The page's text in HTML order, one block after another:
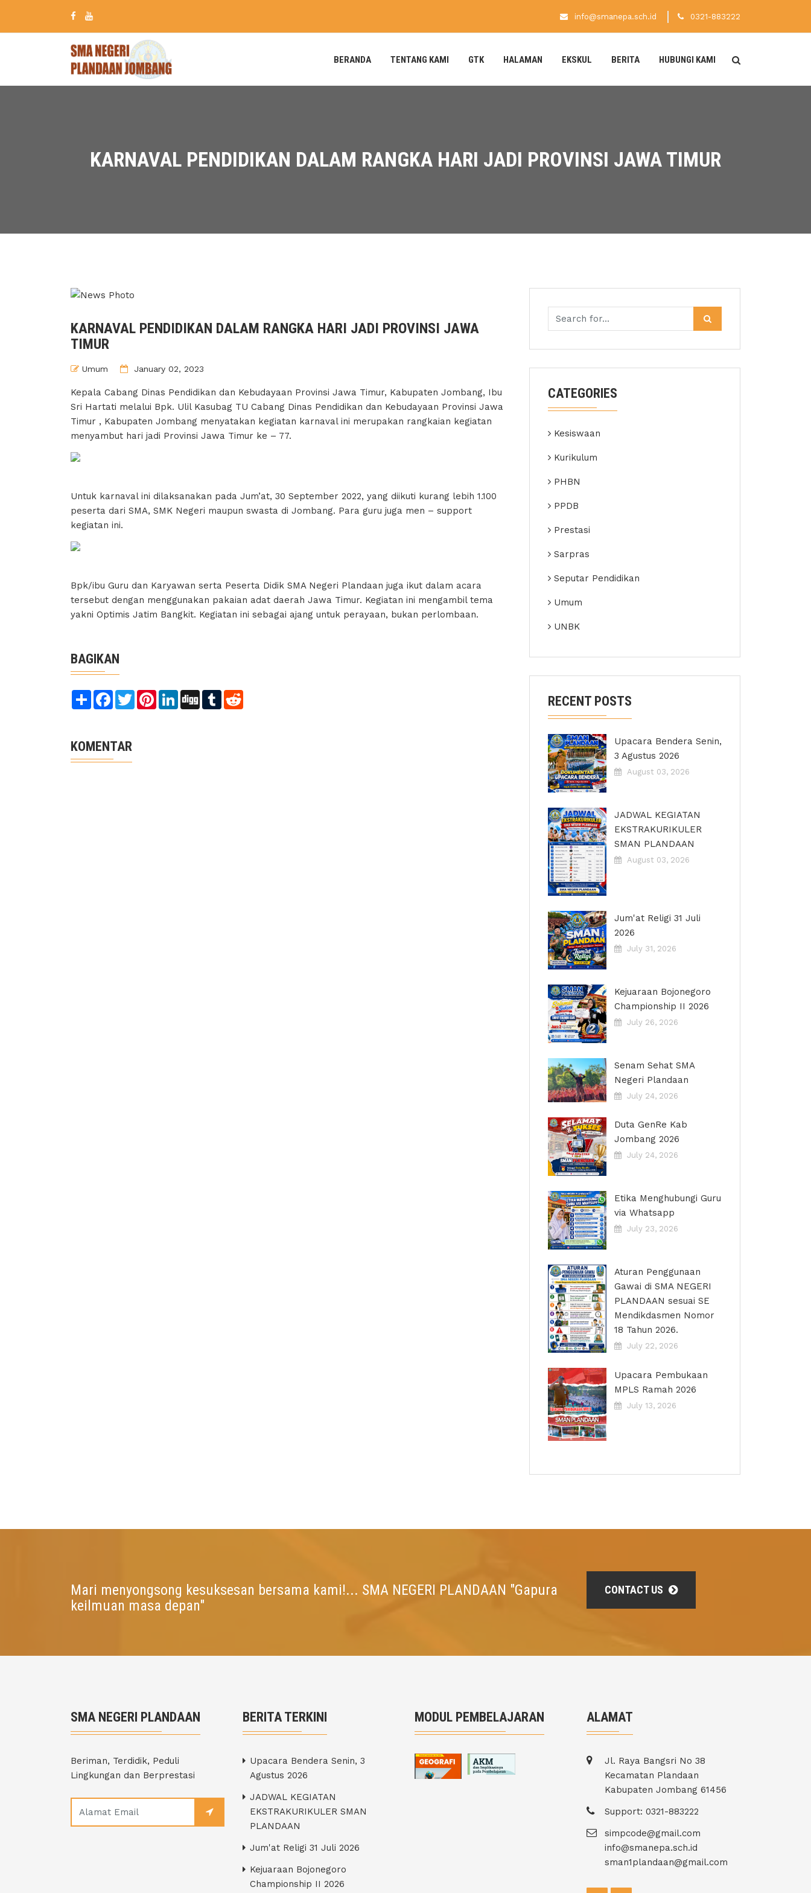
info@smanepa.sch.id 0321-883222
BERANDA TENTANG KAMI GTK HALAMAN EKSKUL BERITA HUBUNGI KAMI
KARNAVAL PENDIDIKAN DALAM RANGKA HARI JADI PROVINSI JAWA TIMUR
KARNAVAL PENDIDIKAN DALAM RANGKA HARI JADI PROVINSI JAWA
TIMUR
Umum January 02, 2023
Kepala Cabang Dinas Pendidikan dan Kebudayaan Provinsi Jawa Timur, Kabupaten Jombang, Ibu
Sri Hartati melalui Bpk. Ulil Kasubag TU Cabang Dinas Pendidikan dan Kebudayaan Provinsi Jawa
Timur , Kabupaten Jombang menyatakan kegiatan karnaval ini merupakan rangkaian kegiatan
menyambut hari jadi Provinsi Jawa Timur ke – 77.
Untuk karnaval ini dilaksanakan pada Jum’at, 30 September 2022, yang diikuti kurang lebih 1.100
peserta dari SMA, SMK Negeri maupun swasta di Jombang. Para guru juga men – support
kegiatan ini.
Bpk/ibu Guru dan Karyawan serta Peserta Didik SMA Negeri Plandaan juga ikut dalam acara
tersebut dengan menggunakan pakaian adat daerah Jawa Timur. Kegiatan ini mengambil tema
yakni Optimis Jatim Bangkit. Kegiatan ini sebagai ajang untuk perayaan, bukan perlombaan.
BAGIKAN
Share Facebook
TwitterPinterestLinkedInDigg Tumblr
KOMENTAR
CATEGORIES
Kesiswaan
Kurikulum
PHBN
PPDB
Prestasi
Sarpras
Seputar Pendidikan
Umum
UNBK
RECENT POSTS
Upacara Bendera Senin,
3 Agustus 2026
August 03, 2026
JADWAL KEGIATAN
EKSTRAKURIKULER
SMAN PLANDAAN
August 03, 2026
Jum'at Religi 31 Juli
2026
July 31, 2026
Kejuaraan Bojonegoro
Championship II 2026
July 26, 2026
Senam Sehat SMA
Negeri Plandaan
July 24, 2026
Duta GenRe Kab
Jombang 2026
July 24, 2026
Etika Menghubungi Guru
via Whatsapp
July 23, 2026
Aturan Penggunaan
Gawai di SMA NEGERI
PLANDAAN sesuai SE
Mendikdasmen Nomor
18 Tahun 2026.
July 22, 2026
Upacara Pembukaan
MPLS Ramah 2026
July 13, 2026
Mari menyongsong kesuksesan bersama kami!... SMA NEGERI PLANDAAN "Gapura
keilmuan masa depan"
CONTACT US
SMA NEGERI PLANDAAN
Beriman, Terdidik, Peduli
Lingkungan dan Berprestasi
BERITA TERKINI
Upacara Bendera Senin, 3
Agustus 2026
JADWAL KEGIATAN
EKSTRAKURIKULER SMAN
PLANDAAN
Jum'at Religi 31 Juli 2026
Kejuaraan Bojonegoro
Championship II 2026
MODUL PEMBELAJARAN ALAMAT
Jl. Raya Bangsri No 38
Kecamatan Plandaan
Kabupaten Jombang 61456
Support: 0321-883222
simpcode@gmail.com
info@smanepa.sch.id
sman1plandaan@gmail.com